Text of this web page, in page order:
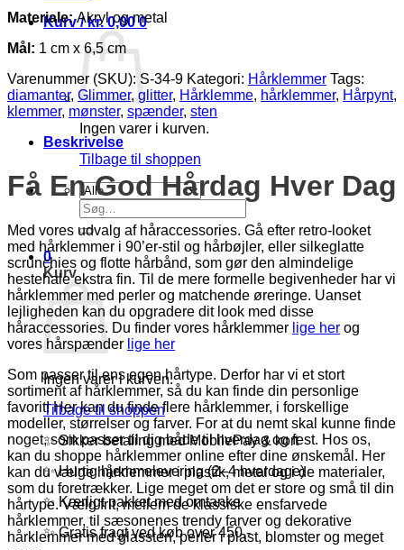
Kurv /kr.0,00 0
Ingen varer i kurven.
Tilbage til shoppen
Søg
efter:
0
Kurv
Ingen varer i kurven.
Tilbage til shoppen
✨ Sikker betaling med MobilePay & kort
✨ Hurtig hjemmelevering (2–4 hverdage)
✨ Kærligt pakket med omtanke
✨ Gratis fragt ved køb over 450,-
Materiale:Akryl og metal
Mål: 1 cm x 6,5 cm
Varenummer (SKU): S-34-9 Kategori: Hårklemmer Tags:
diamanter, Glimmer,glitter, Hårklemme, hårklemmer, Hårpynt,
klemmer, mønster, spænder, sten
Beskrivelse
Få En God Hårdag Hver Dag
Med vores udvalg af håraccessories. Gå efter retro-looket
med hårklemmer i 90’er-stil og hårbøjler, eller silkeglatte
scrunchies og flotte hårbånd, som gør den almindelige
hestehale ekstra fin. Til de mere formelle begivenheder har vi
hårklemmer med perler og matchende øreringe. Uanset
lejligheden kan du opgradere dit look med disse
håraccessories. Du finder vores hårklemmer lige her og
vores hårspænder lige her
Som passer til ens egen hårtype. Derfor har vi et stort
sortiment af hårklemmer, så du kan finde din personlige
favorit! Her kan du finde flere hårklemmer, i forskellige
modeller, størrelser og farver. For at du nemt skal kunne finde
noget, som passer til dig både til hverdag og fest. Hos os,
kan du shoppe hårklemmer online efter dine ønskemål. Her
kan du vælge hårklemmer i plastik, metal og i de materialer,
som du foretrækker. Lige meget om det er store og små til din
hårtype. Vælg frit, mellem de klassiske ensfarvede
hårklemmer, til sæsonenes trendy farver og dekorative
hårklemmer med glassten, perler i plast, blomster og meget